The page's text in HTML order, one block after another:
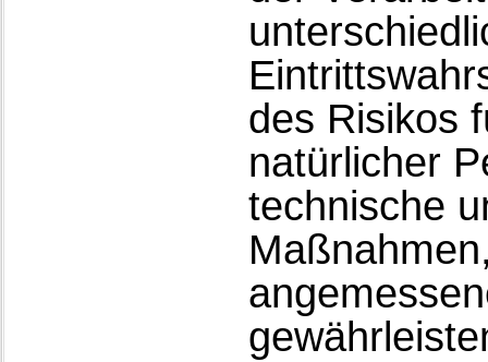
des Risikos
natürlicher
technische